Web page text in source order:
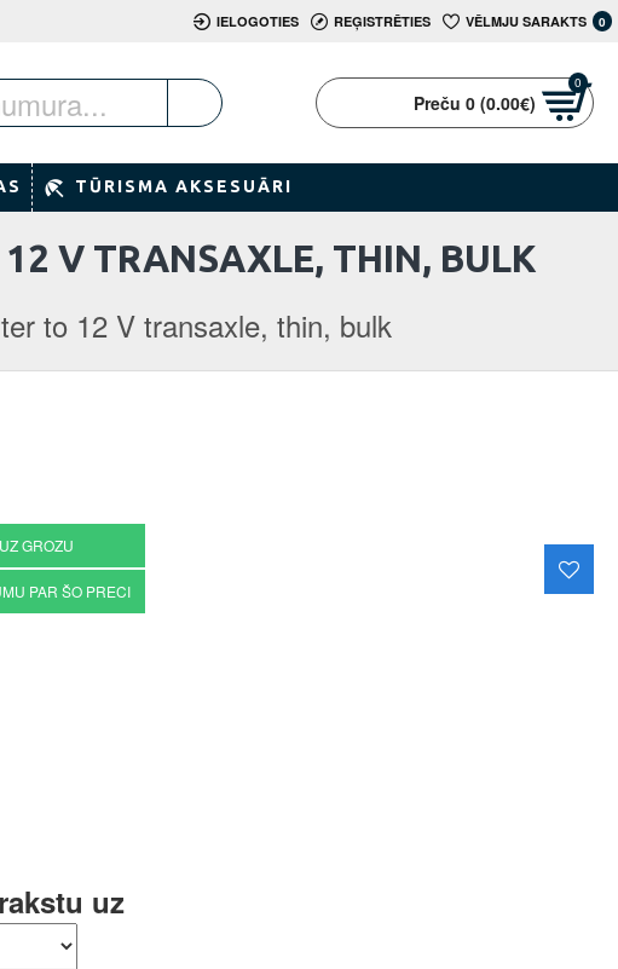
IELOGOTIES REĢISTRĒTIES VĒLMJU SARAKTS 0
Preču 0 (0.00€)
0
TŪRISMA AKSESUĀRI
to 12 V transaxle, thin, bulk
V TRANSAXLE, THIN, BULK
uz
GROZU
PAR ŠO PRECI